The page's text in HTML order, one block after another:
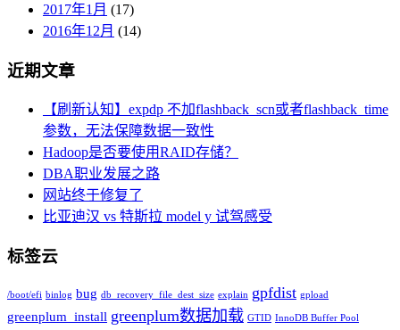
2017年1月 (17)
2016年12月 (14)
近期文章
【刷新认知】expdp 不加flashback_scn或者flashback_time
参数，无法保障数据一致性
Hadoop是否要使用RAID存储？
DBA职业发展之路
网站终于修复了
比亚迪汉 vs 特斯拉 model y 试驾感受
标签云
/boot/efi binlog bug db_recovery_file_dest_size explain gpfdist gpload
greenplum_install greenplum数据加载 GTID InnoDB Buffer Pool